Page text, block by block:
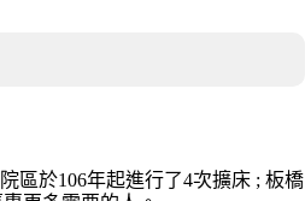
區於106年起進行了4次擴床 ; 板橋